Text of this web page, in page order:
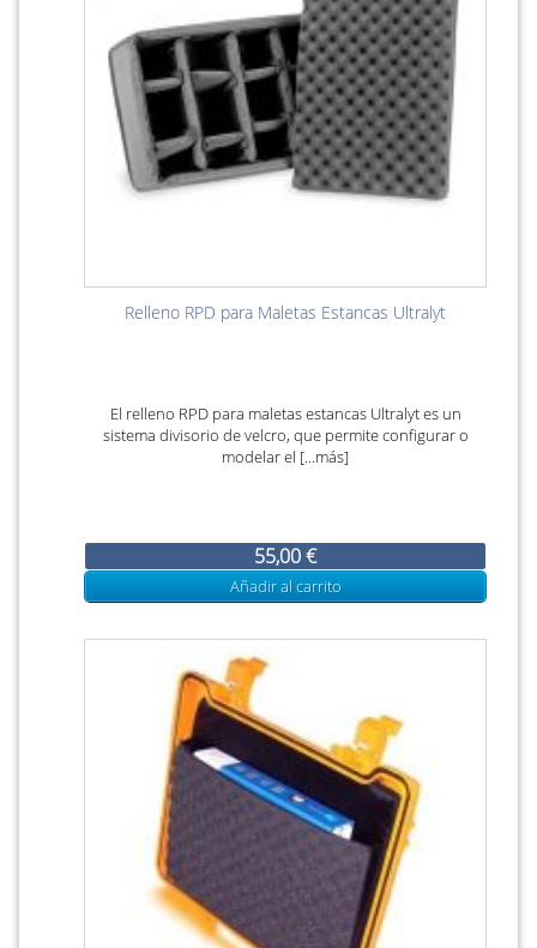
Relleno RPD para Maletas Estancas Ultralyt
El relleno RPD para maletas estancas Ultralyt es un
sistema divisorio de velcro, que permite configurar o
modelar el [...más]
55,00 €
Añadir al carrito